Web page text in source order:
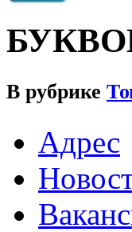
В рубрике
Адрес